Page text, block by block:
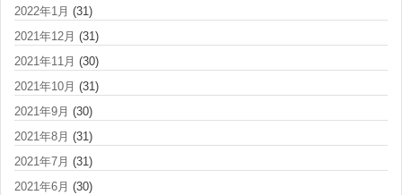
2022年1月 (31)
2021年12月 (31)
2021年11月 (30)
2021年10月 (31)
2021年9月 (30)
2021年8月 (31)
2021年7月 (31)
2021年6月 (30)